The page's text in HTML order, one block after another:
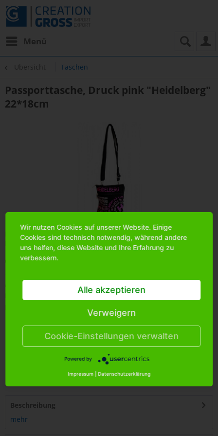
Menü
Übersicht Taschen
Passporttasche, Druck pink "Heidelberg"
22*18cm
Bittemelden Sie sich an, um mehr Informationen über das
Produkt zu erhalten.
Merken
Artikel-Nr.:
247
50
250255 457487
Beschreibung
mehr
Wir nutzen Cookies auf unserer Website. Einige
Cookies sind technisch notwendig, während andere
uns helfen, diese Website und Ihre Erfahrung zu
verbessern.
Alle akzeptieren
Verweigern
Cookie-Einstellungen verwalten
Powered by
Impressum Datenschutzerklärung